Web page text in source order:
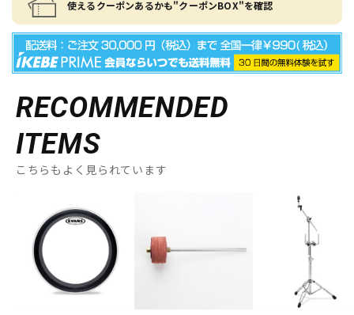
使えるクーポンあるかも"クーポンBOX"を確認
RECOMMENDED
ITEMS
こちらもよく見られています